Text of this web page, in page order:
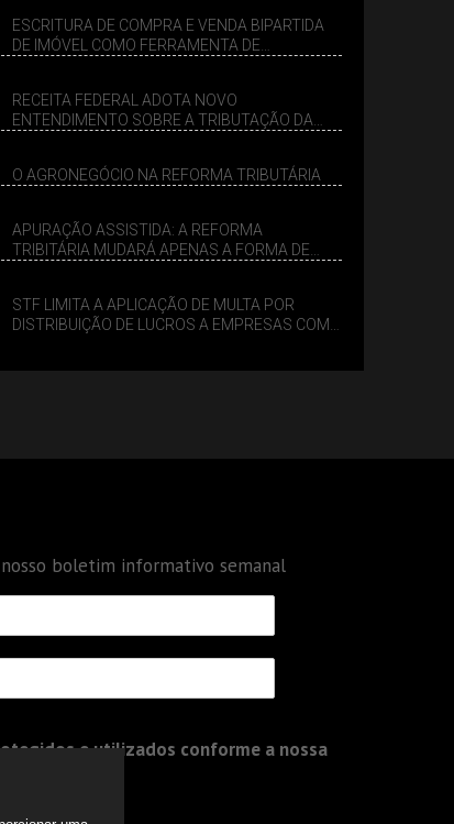
ESCRITURA DE COMPRA E VENDA BIPARTIDA
DE IMÓVEL COMO FERRAMENTA DE
RECEITA FEDERAL ADOTA NOVO
ENTENDIMENTO SOBRE A TRIBUTAÇÃO DA
O AGRONEGÓCIO NA REFORMA TRIBUTÁRIA
APURAÇÃO ASSISTIDA: A REFORMA
TRIBITÁRIA MUDARÁ APENAS A FORMA DE
STF LIMITA A APLICAÇÃO DE MULTA POR
DISTRIBUIÇÃO DE LUCROS A EMPRESAS COM
boletim informativo semanal
e utilizados conforme a nossa